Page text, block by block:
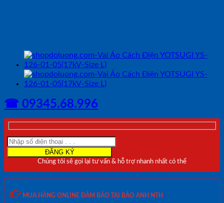
☎ 09345.68.996
Chúng tôi sẽ gọi lại tư vấn & hỗ trợ nhanh nhất có thể
MUA HÀNG ONLINE ĐẢM BẢO TẠI BẢO ANH NTH